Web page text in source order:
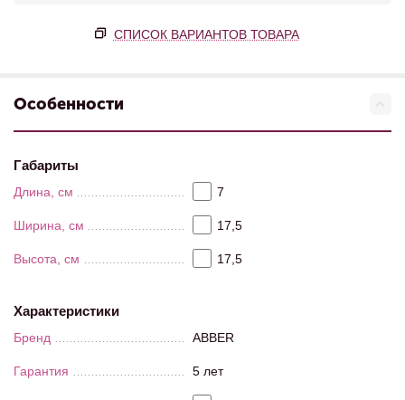
СПИСОК ВАРИАНТОВ ТОВАРА
Особенности
Габариты
Длина, см 7
Ширина, см 17,5
Высота, см 17,5
Характеристики
Бренд ABBER
Гарантия 5 лет